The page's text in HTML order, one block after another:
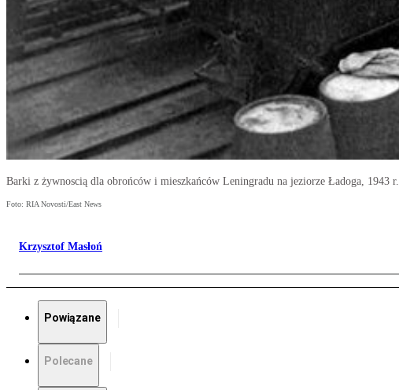
Barki z żywnoscią dla obrońców i mieszkańców Leningradu na jeziorze Ładoga, 1943 r.
Foto: RIA Novosti/East News
Krzysztof Masłoń
Powiązane
Polecane